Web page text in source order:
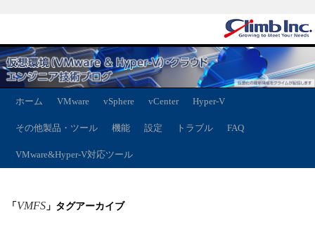
ホーム VMware vSphere vCenter Hyper-V
その他製品・ツール 機能 設定 トラブル FAQ
VMware&Hyper-V対応ツール
「VMFS 」タグアーカイブ